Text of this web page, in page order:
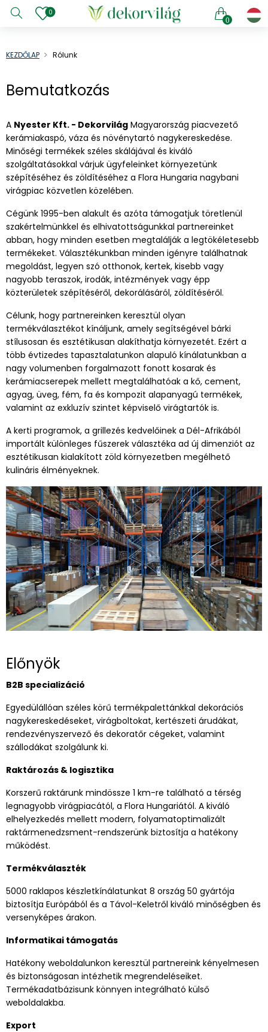
0
0
KEZDŐLAP Rólunk
Bemutatkozás
A Nyester Kft. - Dekorvilág Magyarország piacvezető
kerámiakaspó, váza és növénytartó nagykereskedése.
Minőségi termékek széles skálájával és kiváló
szolgáltatásokkal várjuk ügyfeleinket környezetünk
szépítéséhez és zöldítéséhez a Flora Hungaria nagybani
virágpiac közvetlen közelében.
Cégünk 1995-ben alakult és azóta támogatjuk töretlenül
szakértelmünkkel és elhivatottságunkkal partnereinket
abban, hogy minden esetben megtalálják a legtökéletesebb
termékeket. Választékunkban minden igényre találhatnak
megoldást, legyen szó otthonok, kertek, kisebb vagy
nagyobb teraszok, irodák, intézmények vagy épp
közterületek szépítéséről, dekorálásáról, zöldítéséről.
Célunk, hogy partnereinken keresztül olyan
termékválasztékot kínáljunk, amely segítségével bárki
stílusosan és esztétikusan alakíthatja környezetét. Ezért a
több évtizedes tapasztalatunkon alapuló kínálatunkban a
nagy volumenben forgalmazott fonott kosarak és
kerámiacserepek mellett megtalálhatóak a kő, cement,
agyag, üveg, fém, fa és kompozit alapanyagú termékek,
valamint az exkluzív szintet képviselő virágtartók is.
A kerti programok, a grillezés kedvelőinek a Dél-Afrikából
importált különleges fűszerek választéka ad új dimenziót az
esztétikusan kialakított zöld környezetben megélhető
kulináris élményeknek.
Előnyök
B2B specializáció
Egyedülállóan széles körű termékpalettánkkal dekorációs
nagykereskedéseket, virágboltokat, kertészeti árudákat,
rendezvényszervező és dekoratőr cégeket, valamint
szállodákat szolgálunk ki.
Raktározás & logisztika
Korszerű raktárunk mindössze 1 km-re található a térség
legnagyobb virágpiacától, a Flora Hungariától. A kiváló
elhelyezkedés mellett modern, folyamatoptimalizált
raktármenedzsment-rendszerünk biztosítja a hatékony
működést.
Termékválaszték
5000 raklapos készletkínálatunkat 8 ország 50 gyártója
biztosítja Európából és a Távol-Keletről kiváló minőségben és
versenyképes árakon.
Informatikai támogatás
Hatékony weboldalunkon keresztül partnereink kényelmesen
és biztonságosan intézhetik megrendeléseiket.
Termékadatbázisunk könnyen integrálható külső
weboldalakba.
Export